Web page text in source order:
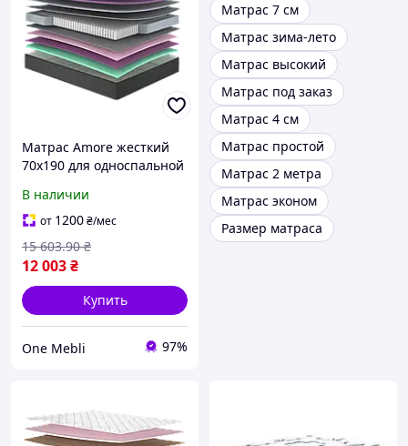
Матрас Amore жесткий
70x190 для односпальной
пружинами для
комфортного сна
В наличии
от 1200₴/мес
12 003₴
15 603.90 ₴
Купить
One Mebli 97%
Матрас 7 см
Матрас зима-лето
Матрас высокий
Матрас под заказ
Матрас 4 см
Матрас простой
Матрас 2 метра
Матрас эконом
Размер матраса